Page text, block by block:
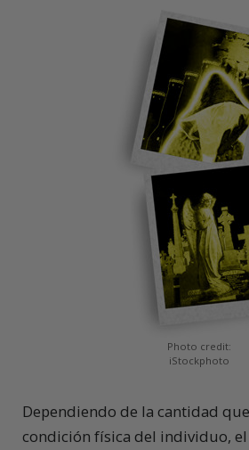
Photo credit:
iStockphoto
Dependiendo de la cantidad
condición física del individuo,